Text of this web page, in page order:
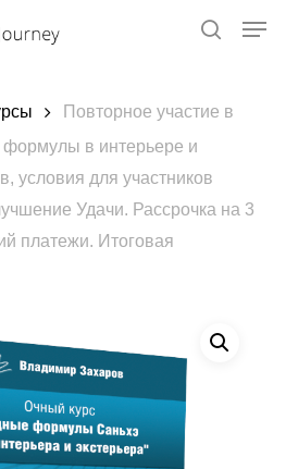
Повторное участие в
в интерьере и
условия для участников
Удачи. Рассрочка на 3
платежи. Итоговая